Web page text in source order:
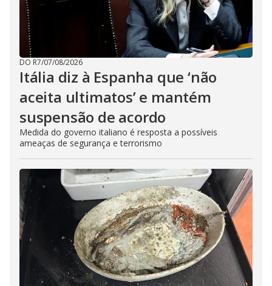
DO R7/07/08/2026
Itália diz à Espanha que ‘não
aceita ultimatos’ e mantém
suspensão de acordo
Medida do governo italiano é resposta a possíveis
ameaças de segurança e terrorismo